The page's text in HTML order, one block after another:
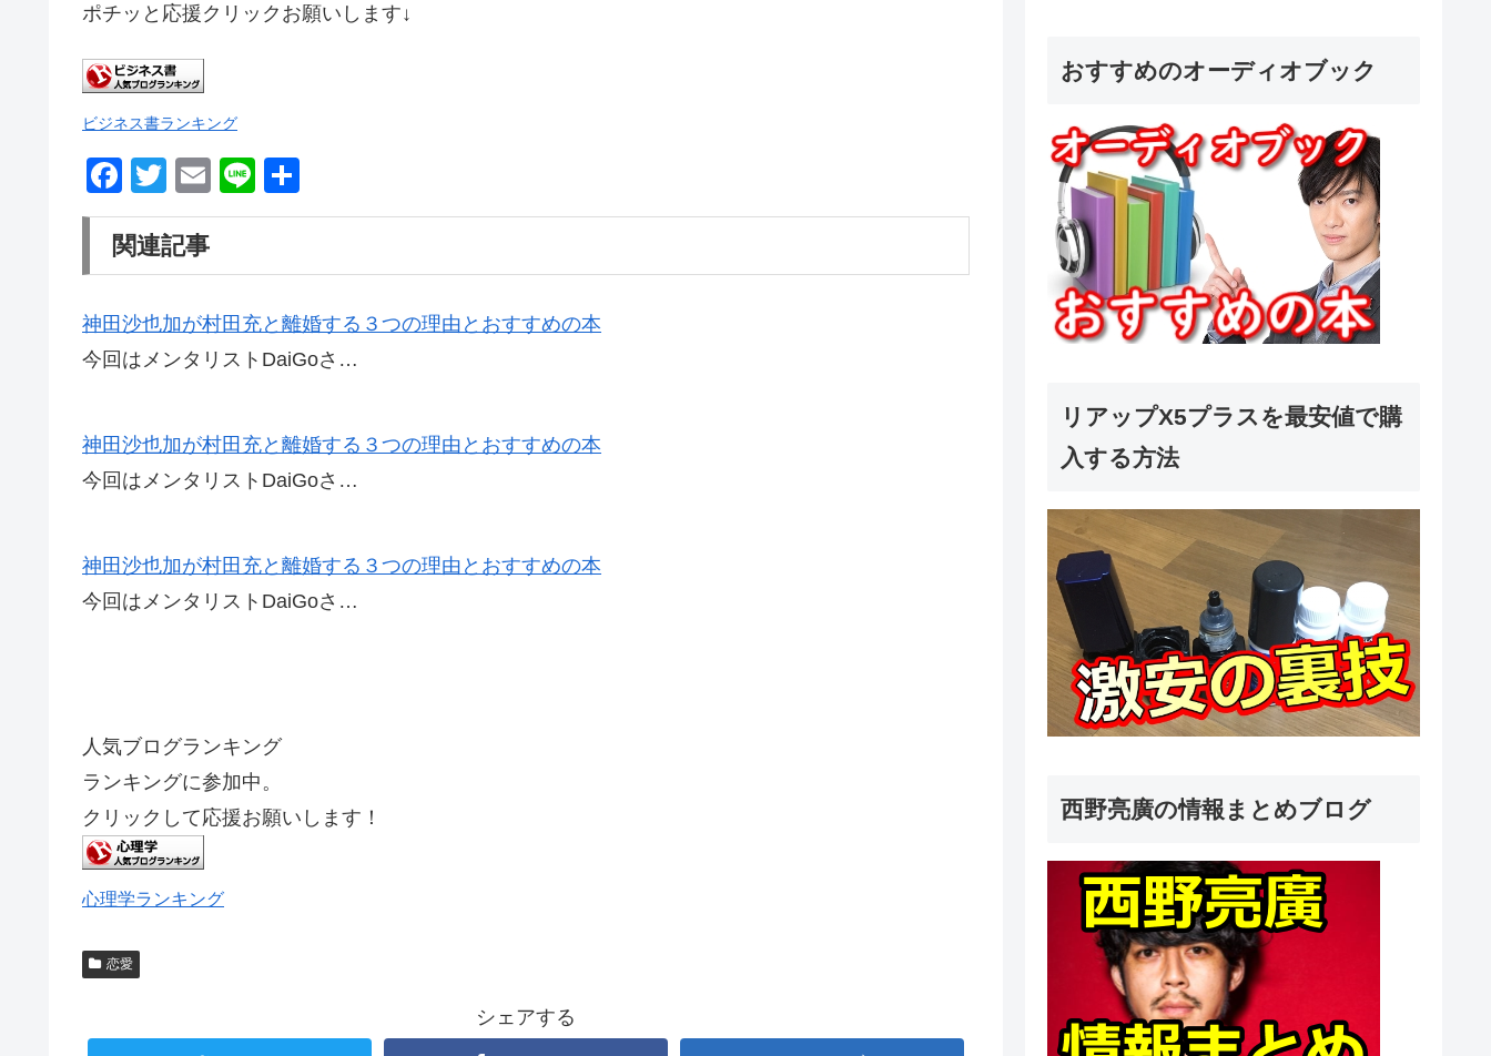
ポチッと応援クリックお願いします↓
ビジネス書ランキング
F
a
c
e
b
o
T
wi
tt
er
E
m
Li
n
有
関連記事
神田沙也加が村田充と離婚する３つの理由とおすすめの本
今回はメンタリストDaiGoさ…
神田沙也加が村田充と離婚する３つの理由とおすすめの本
今回はメンタリストDaiGoさ…
神田沙也加が村田充と離婚する３つの理由とおすすめの本
今回はメンタリストDaiGoさ…
人気ブログランキング
ランキングに参加中。
クリックして応援お願いします！
心理学ランキング
恋愛
シェアする
おすすめのオーディオブック
リアップX5プラスを最安値で購
入する方法
西野亮廣の情報まとめブログ